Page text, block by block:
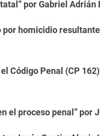
por Gabriel Adrián
por homicidio
Código Penal (CP
el proceso penal” por